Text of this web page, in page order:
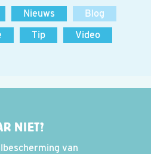
Nieuws
Blog
Tip
Video
NIET?
van